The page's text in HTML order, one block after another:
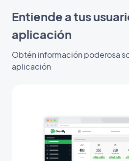
Entiende a tus
aplicación
Obtén información poderosa
aplicación